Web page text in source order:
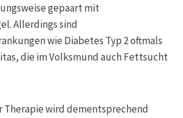
gepaart mit
Allerdings sind
wie Diabetes Typ 2 oftmals
die im Volksmund auch Fettsucht
Therapie wird dementsprechend